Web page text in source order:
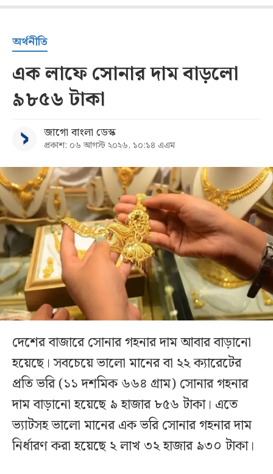
অর্থনীতি
এক লাফে সোনার দাম বাড়লো
৯৮৫৬ টাকা
জাগো বাংলা ডেস্ক
প্রকাশ: ০৬ আগস্ট ২০২৬, ১০:১৪ এএম
দেশের বাজারে সোনার গহনার দাম আবার বাড়ানো
হয়েছে। সবচেয়ে ভালো মানের বা ২২ ক্যারেটের
প্রতি ভরি (১১ দশমিক ৬৬৪ গ্রাম) সোনার গহনার
দাম বাড়ানো হয়েছে ৯ হাজার ৮৫৬ টাকা। এতে
ভ্যাটসহ ভালো মানের এক ভরি সোনার গহনার দাম
নির্ধারণ করা হয়েছে ২ লাখ ৩২ হাজার ৯৩০ টাকা।